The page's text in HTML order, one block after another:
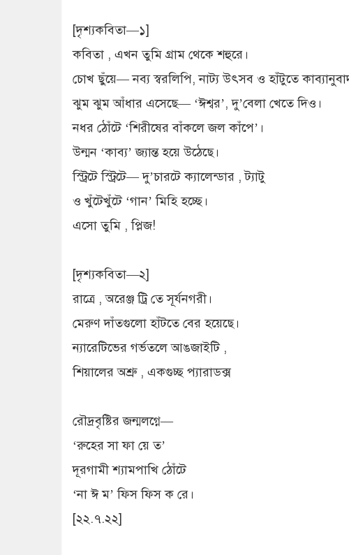
[দৃশ্যকবিতা—১]
কবিতা , এখন তুমি গ্রাম থেকে শহুরে।
চোখ ছুঁয়ে— নব্য স্বরলিপি, নাট্য উৎসব ও হাঁটুতে
ঝুম ঝুম আঁধার এসেছে— ‘ঈশ্বর’, দু’বেলা খেতে দিও।
নধর ঠোঁটে ‘শিরীষের বাঁকলে জল কাঁপে’।
উন্মন ‘কাব্য’ জ্যান্ত হয়ে উঠেছে।
স্ট্রিটে স্ট্রিটে— দু’চারটে ক্যালেন্ডার , ট্যাটু
ও খুঁটেখুঁটে ‘গান’ মিহি হচ্ছে।
এসো তুমি , প্লিজ!
[দৃশ্যকবিতা—২]
রাত্রে , অরেঞ্জ ট্রি তে সূর্যনগরী।
মেরুণ দাঁতগুলো হাঁটতে বের হয়েছে।
ন্যারেটিভের গর্ভতলে আঙজাইটি ,
শিয়ালের অশ্রু , একগুচ্ছ প্যারাডক্স
রৌদ্রবৃষ্টির জন্মলগ্নে—
‘রুহের সা ফা য়ে ত’
দূরগামী শ্যামপাখি ঠোঁটে
‘না ঈ ম’ ফিস ফিস ক রে।
[২২.৭.২২]